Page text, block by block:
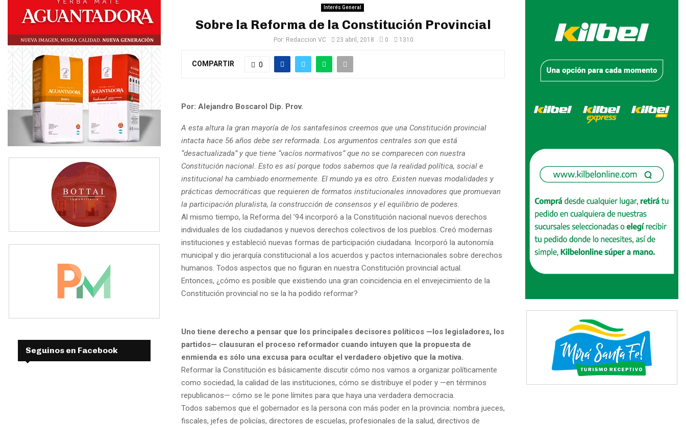
Interés General
Sobre la Reforma de la Constitución Provincial
Por: Redaccion VC 23 abril, 2018 0 1310
COMPARTIR 0
Por: Alejandro Boscarol Dip. Prov.
A esta altura la gran mayoría de los santafesinos creemos que una Constitución provincial
intacta hace 56 años debe ser reformada. Los argumentos centrales son que está
“desactualizada” y que tiene “vacíos normativos” que no se comparecen con nuestra
Constitución nacional. Esto es así porque todos sabemos que la realidad política, social e
institucional ha cambiado enormemente. El mundo ya es otro. Existen nuevas modalidades y
prácticas democráticas que requieren de formatos institucionales innovadores que promuevan
la participación pluralista, la construcción de consensos y el equilibrio de poderes.
Al mismo tiempo, la Reforma del ’94 incorporó a la Constitución nacional nuevos derechos
individuales de los ciudadanos y nuevos derechos colectivos de los pueblos. Creó modernas
instituciones y estableció nuevas formas de participación ciudadana. Incorporó la autonomía
municipal y dio jerarquía constitucional a los acuerdos y pactos internacionales sobre derechos
humanos. Todos aspectos que no figuran en nuestra Constitución provincial actual.
Entonces, ¿cómo es posible que existiendo una gran coincidencia en el envejecimiento de la
Constitución provincial no se la ha podido reformar?
Uno tiene derecho a pensar que los principales decisores políticos —los legisladores, los
partidos— clausuran el proceso reformador cuando intuyen que la propuesta de
enmienda es sólo una excusa para ocultar el verdadero objetivo que la motiva.
Reformar la Constitución es básicamente discutir cómo nos vamos a organizar políticamente
como sociedad, la calidad de las instituciones, cómo se distribuye el poder y —en términos
republicanos— cómo se le pone límites para que haya una verdadera democracia.
Todos sabemos que el gobernador es la persona con más poder en la provincia: nombra jueces,
fiscales, jefes de policías, directores de escuelas, profesionales de la salud, directivos de
Seguinos en Facebook